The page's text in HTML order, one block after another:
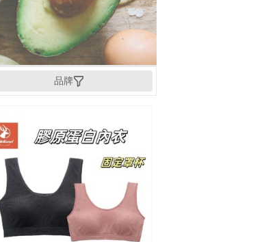
品牌